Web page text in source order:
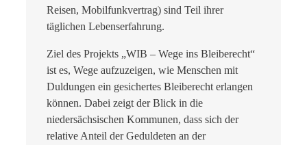
Reisen, Mobilfunkvertrag) sind Teil ihrer
täglichen Lebenserfahrung.
Ziel des Projekts „WIB – Wege ins Bleiberecht“
ist es, Wege aufzuzeigen, wie Menschen mit
Duldungen ein gesichertes Bleiberecht erlangen
können. Dabei zeigt der Blick in die
niedersächsischen Kommunen, dass sich der
relative Anteil der Geduldeten an der